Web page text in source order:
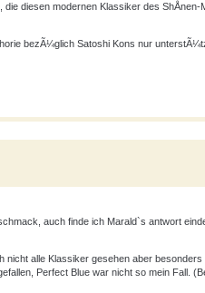
diesen modernen Klassiker des ShÅnen-
bezÃ¼glich Satoshi Kons nur
auch finde ich Marald`s antwort
nicht alle Klassiker gesehen aber besonders
Perfect Blue war nicht so mein Fall.